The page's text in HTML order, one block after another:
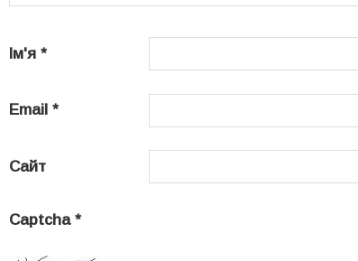
Ім'я *
Email *
Сайт
Captcha *